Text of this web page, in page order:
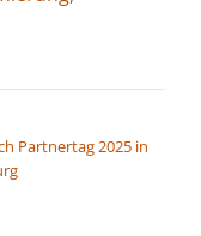
Partnertag 2025 in